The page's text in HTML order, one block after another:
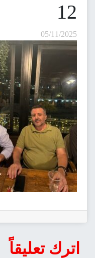
12
05/11/2025
اترك تعليقاً